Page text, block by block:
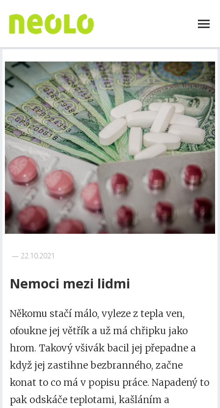
22.10.2021
Nemoci mezi lidmi
Někomu stačí málo, vyleze z tepla ven,
ofoukne jej větřík a už má chřipku jako
hrom. Takový všivák bacil jej přepadne a
když jej zastihne bezbranného, začne
konat to co má v popisu práce. Napadený to
pak odskáče teplotami, kašláním a